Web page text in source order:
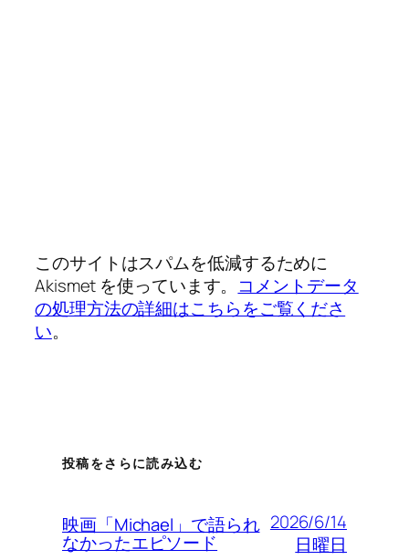
このサイトはスパムを低減するために
Akismet を使っています。 コメントデータ
の処理方法の詳細はこちらをご覧くださ
い。
投稿をさらに読み込む
映画「Michael」で語られ
なかったエピソード
2026/6/14
日曜日